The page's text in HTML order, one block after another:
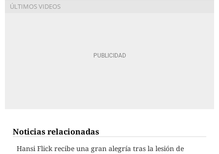
Noticias relacionadas
Hansi Flick recibe una gran alegría tras la lesión de